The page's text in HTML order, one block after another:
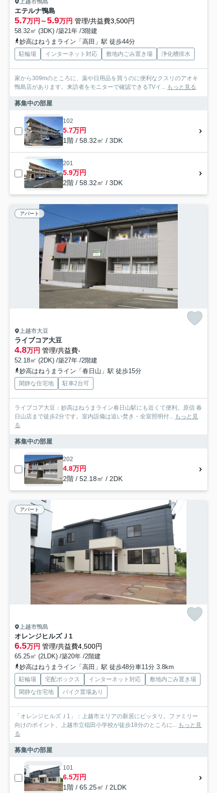
上越市鴨島
エテルナ鴨島
5.7万円～5.9万円 管理/共益費3,500円
58.32㎡ (3DK) /築21年 /3階建
妙高はねうまライン「高田」駅 徒歩44分
駐輪場 インターネット対応 敷地内ごみ置き場 浄化槽排水
家から309mのところに、薬や日用品を買うのに便利なクスリのアオキ
鴨島店があります。来訪者をモニターで確認できるTVイ... もっと見る
募集中の部屋
102
5.7万円
1階 / 58.32㎡ / 3DK
201
5.9万円
2階 / 58.32㎡ / 3DK
アパート
上越市大豆
ライブコア大豆
4.8万円 管理/共益費-
52.18㎡ (2DK) /築27年 /2階建
妙高はねうまライン「春日山」駅 徒歩15分
閑静な住宅地 駐車2台可
ライブコア大豆：妙高はねうまライン春日山駅にも近くて便利。原信 春
日山店まで徒歩2分です。室内設備は追い焚き・全室照明付... もっと見
る
募集中の部屋
202
4.8万円
2階 / 52.18㎡ / 2DK
アパート
上越市鴨島
オレンジヒルズＪ1
6.5万円 管理/共益費4,500円
65.25㎡ (2LDK) /築20年 /2階建
妙高はねうまライン「高田」駅 徒歩48分車11分 3.8km
駐輪場 宅配ボックス インターネット対応
敷地内ごみ置き場
閑静な住宅地
バイク置場あり
「オレンジヒルズＪ1」：上越市エリアの新居にピッタリ。ファミリー
向けのポイント、上越市立稲田小学校が徒歩18分のところに... もっと見
る
募集中の部屋
101
6.5万円
1階 / 65.25㎡ / 2LDK